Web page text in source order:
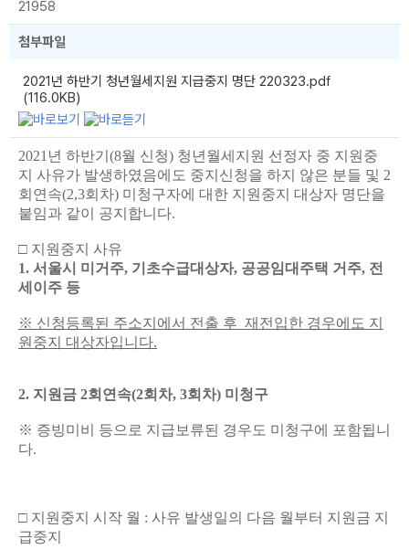
21958
첨부파일
2021년 하반기 청년월세지원 지급중지 명단 220323.pdf
(116.0KB)
2021년 하반기(8월 신청) 청년월세지원 선정자 중 지원중
지 사유가 발생하였음에도 중지신청을 하지 않은 분들 및 2
회연속(2,3회차) 미청구자에 대한 지원중지 대상자 명단을
붙임과 같이 공지합니다.
□ 지원중지 사유
1. 서울시 미거주, 기초수급대상자, 공공임대주택 거주, 전
세이주 등
※ 신청등록된 주소지에서 전출 후 재전입한 경우에도 지
원중지 대상자입니다.
2. 지원금 2회연속(2회차, 3회차) 미청구
※ 증빙미비 등으로 지급보류된 경우도 미청구에 포함됩니
다.
□ 지원중지 시작 월 : 사유 발생일의 다음 월부터 지원금 지
급중지